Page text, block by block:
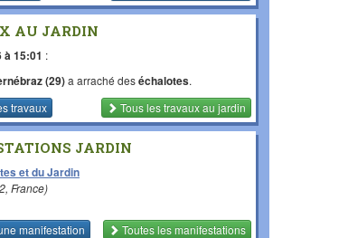
AU JARDIN
à 15:01 :
(29)a arraché deséchalotes.
travaux
Tous les travauxau jardin
JARDIN
et du Jardin
France)
manifestation Toutes les manifestations